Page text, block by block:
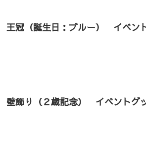
王冠（誕生日：ブルー） イベン
壁飾り（２歳記念） イベントグ